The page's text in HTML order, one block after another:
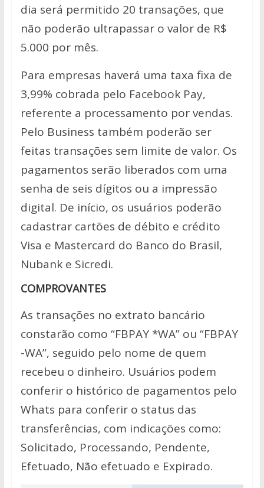
dia será permitido 20 transações, que
não poderão ultrapassar o valor de R$
5.000 por mês.
Para empresas haverá uma taxa fixa de
3,99% cobrada pelo Facebook Pay,
referente a processamento por vendas.
Pelo Business também poderão ser
feitas transações sem limite de valor. Os
pagamentos serão liberados com uma
senha de seis dígitos ou a impressão
digital. De início, os usuários poderão
cadastrar cartões de débito e crédito
Visa e Mastercard do Banco do Brasil,
Nubank e Sicredi.
COMPROVANTES
As transações no extrato bancário
constarão como “FBPAY *WA” ou “FBPAY
-WA”, seguido pelo nome de quem
recebeu o dinheiro. Usuários podem
conferir o histórico de pagamentos pelo
Whats para conferir o status das
transferências, com indicações como:
Solicitado, Processando, Pendente,
Efetuado, Não efetuado e Expirado.